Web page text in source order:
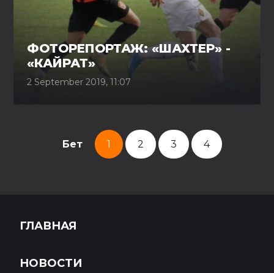
ФОТОРЕПОРТАЖ: «ШАХТЕР» -
«КАЙРАТ»
2 September 2019, 11:07
Бет 1 2 3 4
ГЛАВНАЯ
НОВОСТИ